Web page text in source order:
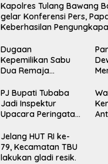
Kapolres Tulang Bawang
gelar Konferensi Pers,
Keberhasilan
Dugaan
Kepemilikan Sabu
Dua Remaja
Satresnarkoba
Polres Tubaba.
RI
PJ Bupati Tubaba
Jadi Inspektur
Upacara Peringatan
Jelang HUT RI ke-
79, Kecamatan TBU
lakukan gladi resik.